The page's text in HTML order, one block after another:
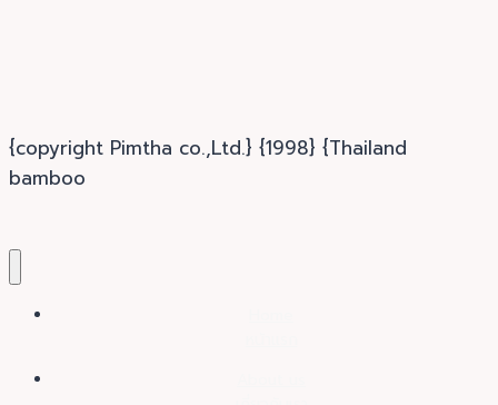
{copyright Pimtha co.,Ltd.} {1998} {Thailand
bamboo